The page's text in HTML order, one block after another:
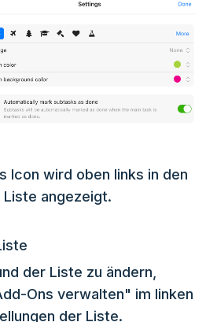
Icon wird oben links in den
Liste angezeigt.
der Liste zu ändern,
Ons verwalten" im linken
der Liste.